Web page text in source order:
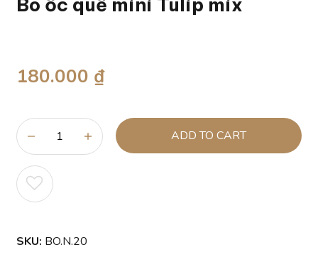
Bó ốc quế mini Tulip mix
180.000 ₫
ADD TO CART
SKU: BO.N.20